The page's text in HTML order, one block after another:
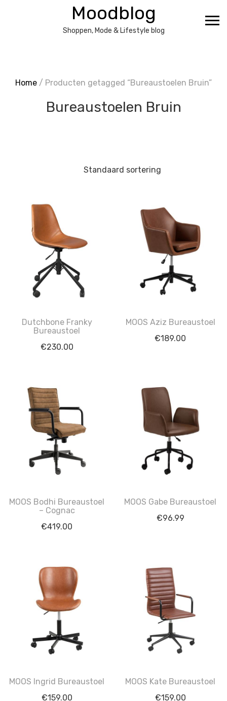
Moodblog
Shoppen, Mode & Lifestyle blog
Home / Producten getagged “Bureaustoelen Bruin”
Bureaustoelen Bruin
Dutchbone Franky
Bureaustoel
€230.00
MOOS Aziz Bureaustoel
€189.00
MOOS Bodhi Bureaustoel
– Cognac
€419.00
MOOS Gabe Bureaustoel
€96.99
MOOS Ingrid Bureaustoel
€159.00
MOOS Kate Bureaustoel
€159.00